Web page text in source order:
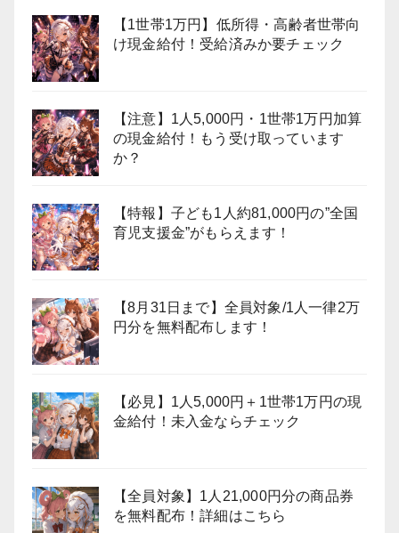
【1世帯1万円】低所得・高齢者世帯向
け現金給付！受給済みか要チェック
【注意】1人5,000円・1世帯1万円加算
の現金給付！もう受け取っています
か？
【特報】子ども1人約81,000円の”全国
育児支援金”がもらえます！
【8月31日まで】全員対象/1人一律2万
円分を無料配布します！
【必見】1人5,000円＋1世帯1万円の現
金給付！未入金ならチェック
【全員対象】1人21,000円分の商品券
を無料配布！詳細はこちら